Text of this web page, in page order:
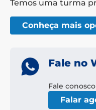
Temos uma turma
Conheça mais
Fale no
Fale conosco
Falar